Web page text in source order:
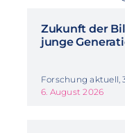
Zukunft der
junge
Forschung aktuell,
6. August 2026